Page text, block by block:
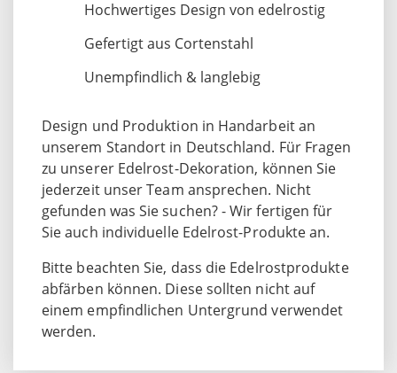
Hochwertiges Design von edelrostig
Gefertigt aus Cortenstahl
Unempfindlich & langlebig
Design und Produktion in Handarbeit an
unserem Standort in Deutschland. Für Fragen
zu unserer Edelrost-Dekoration, können Sie
jederzeit unser Team ansprechen. Nicht
gefunden was Sie suchen? - Wir fertigen für
Sie auch individuelle Edelrost-Produkte an.
Bitte beachten Sie, dass die Edelrostprodukte
abfärben können. Diese sollten nicht auf
einem empfindlichen Untergrund verwendet
werden.